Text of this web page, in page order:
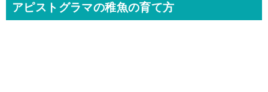
アピストグラマの稚魚の育て方